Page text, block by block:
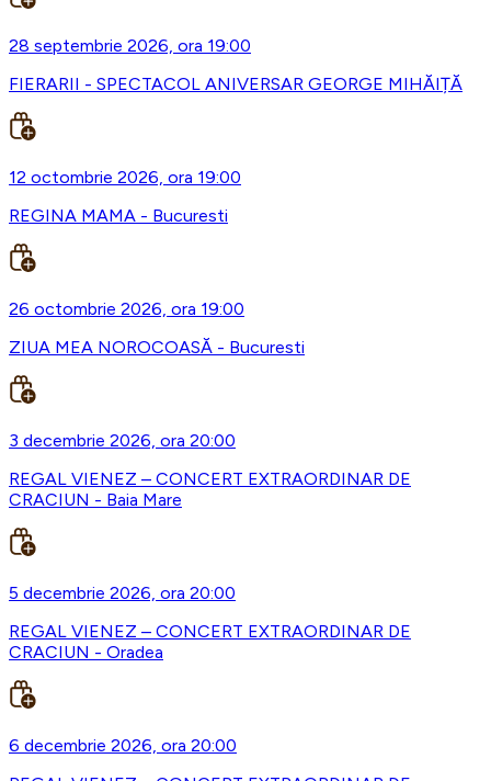
28 septembrie 2026, ora 19:00
FIERARII - SPECTACOL ANIVERSAR GEORGE MIHĂIȚĂ
12 octombrie 2026, ora 19:00
REGINA MAMA - Bucuresti
26 octombrie 2026, ora 19:00
ZIUA MEA NOROCOASĂ - Bucuresti
3 decembrie 2026, ora 20:00
REGAL VIENEZ – CONCERT EXTRAORDINAR DE
CRACIUN - Baia Mare
5 decembrie 2026, ora 20:00
REGAL VIENEZ – CONCERT EXTRAORDINAR DE
CRACIUN - Oradea
6 decembrie 2026, ora 20:00